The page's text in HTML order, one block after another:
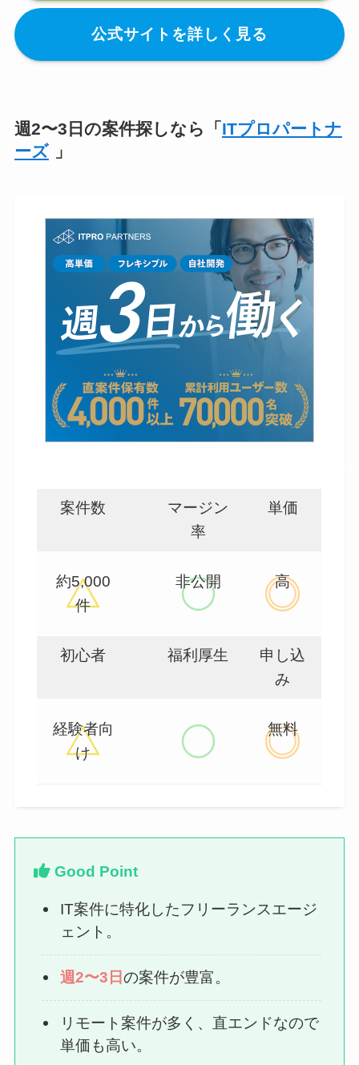
公式サイトを詳しく見る
週2〜3日の案件探しなら「 ITプロパートナ
ーズ
」
案件数
マージン
率
単価
約5,000
件
非公開 高
初心者 福利厚生
申し込
み
経験者向
け
無料
Good Point
IT案件に特化したフリーランスエージ
ェント。
週2〜3日の案件が豊富。
リモート案件が多く、直エンドなので
単価も高い。